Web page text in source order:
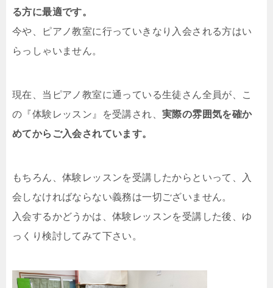
る方に最適です。
今や、ピアノ教室に行っていきなり入会される方はい
らっしゃいません。
現在、当ピアノ教室に通っている生徒さん全員が、こ
の『体験レッスン』を受講され、 実際の雰囲気を確か
めてからご入会されています。
もちろん、体験レッスンを受講したからといって、入
会しなければならない義務は一切ございません。
入会するかどうかは、体験レッスンを受講した後、ゆ
っくり検討してみて下さい。